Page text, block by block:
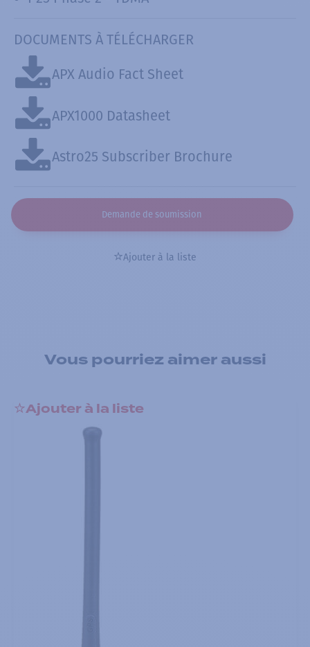
DOCUMENTS À TÉLÉCHARGER
APX Audio Fact Sheet
APX1000 Datasheet
Astro25 Subscriber Brochure
Demande de soumission
Ajouter à la liste
Vous pourriez aimer aussi
Ajouter à la liste